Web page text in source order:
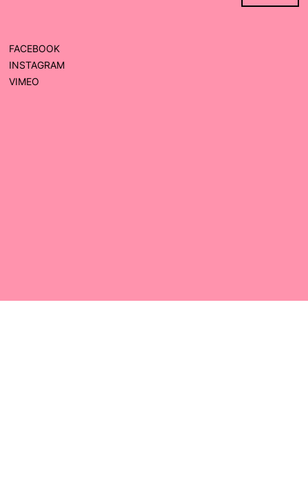
FACEBOOK
INSTAGRAM
VIMEO